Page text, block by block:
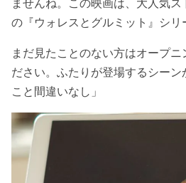
の『ウォレスとグルミット』シリ
まだ見たことのない方はオープニ
ださい。ふたりが登場するシー
こと間違いなし」